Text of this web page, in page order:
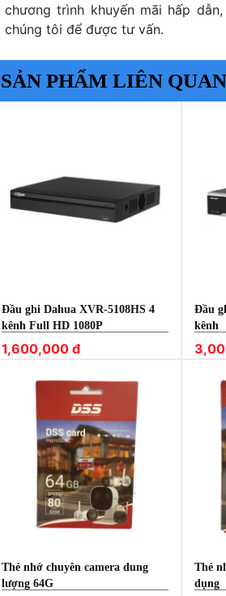
chương trình khuyến mãi hấp
chúng tôi để được tư vấn.
SẢN PHẨM LIÊN QUAN
Đầu ghi Dahua XVR-5108HS 4
kênh Full HD 1080P
1,600,000 đ
Đầu
kênh
Thẻ nhớ chuyên camera dung
lượng 64G
Thẻ
dụng